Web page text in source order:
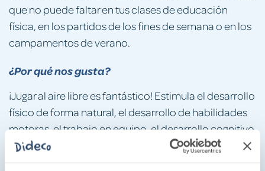
que no puede faltar en tus clases de educación
física, en los partidos de los fines de semana o en los
campamentos de verano.
¿Por qué nos gusta?
¡Jugar al aire libre es fantástico! Estimula el desarrollo
físico de forma natural, el desarrollo de habilidades
motoras, el trabajo en equipo, el desarrollo cognitivo
y el pensamiento lógico.